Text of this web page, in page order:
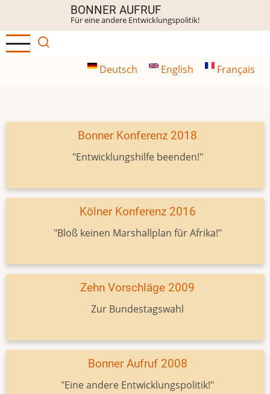
Inhalt
BONNER AUFRUF
Für eine andere Entwicklungspolitik!
Deutsch English Français
Bonner Konferenz 2018
"Entwicklungshilfe beenden!"
Kölner Konferenz 2016
"Bloß keinen Marshallplan für Afrika!"
Zehn Vorschläge 2009
Zur Bundestagswahl
Bonner Aufruf 2008
"Eine andere Entwicklungspolitik!"